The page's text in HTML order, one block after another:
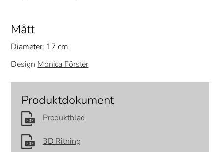
Mått
Diameter: 17 cm
Design Monica Förster
Produktdokument
Produktblad
3D Ritning